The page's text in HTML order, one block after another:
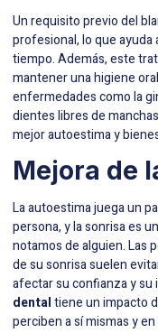
Un requisito previo del
profesional, lo que
tiempo. Además, este
mantener una higiene
enfermedades como la
dientes libres de
mejor autoestima y
Mejora de
La autoestima juega un
persona, y la sonrisa es
notamos de alguien. Las
de su sonrisa suelen
afectar su confianza y su
dentaltiene un impacto
perciben a sí mismas y